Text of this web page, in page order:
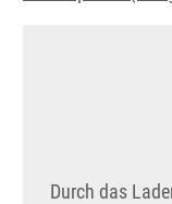
Durch das